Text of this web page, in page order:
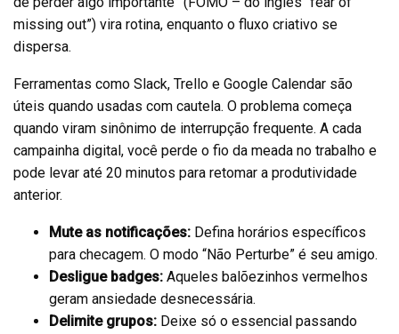
missing out”) vira rotina, enquanto o fluxo criativo se
dispersa.
Ferramentas como Slack, Trello e Google Calendar são
úteis quando usadas com cautela. O problema começa
quando viram sinônimo de interrupção frequente. A cada
campainha digital, você perde o fio da meada no trabalho e
pode levar até 20 minutos para retomar a produtividade
anterior.
Mute as notificações: Defina horários específicos
para checagem. O modo “Não Perturbe” é seu amigo.
Desligue badges: Aqueles balõezinhos vermelhos
geram ansiedade desnecessária.
Delimite grupos: Deixe só o essencial passando